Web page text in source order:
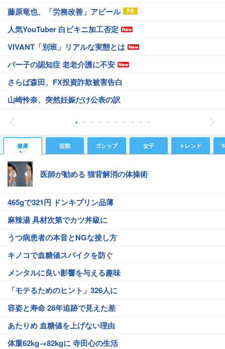
藤原竜也、「労務改善」アピール
人気YouTuber 白ビキニ加工否定
VIVANT「別班」リアルな実態とは
パー子の認知症 老老介護に不安
さらば森田、FX投資詐欺被害告白
山崎怜奈、突然妊娠だけ公表の訳
健康 芸能 ゴシップ 女子 トレンド
医師が勧める 猫背解消の体操術
465gで321円 ドンキプリン品薄
麻辣湯 具材次第でカツ丼級に
うつ病患者の本音とNGな接し方
キノコで血糖値スパイクを防ぐ
メンタルに良い影響を与える趣味
「モテるためのヒント」326人に
容姿と寿命 28年追跡で見えた差
あたりめ 血糖値を上げない理由
体重62kg→82kgに 寺田心の生活